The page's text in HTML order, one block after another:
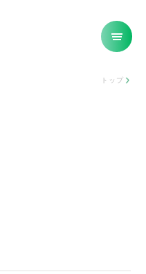
トップ